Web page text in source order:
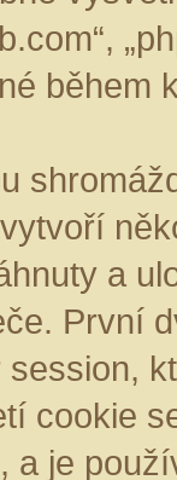
během
a
První
cookie
a je